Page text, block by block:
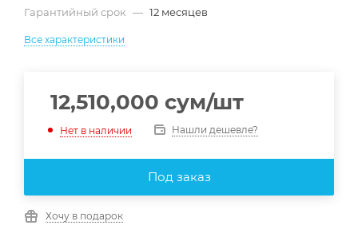
Гарантийный срок — 12 месяцев
Все характеристики
12,510,000 сум/шт
Нет в наличии Нашли дешевле?
Под заказ
Хочу в подарок